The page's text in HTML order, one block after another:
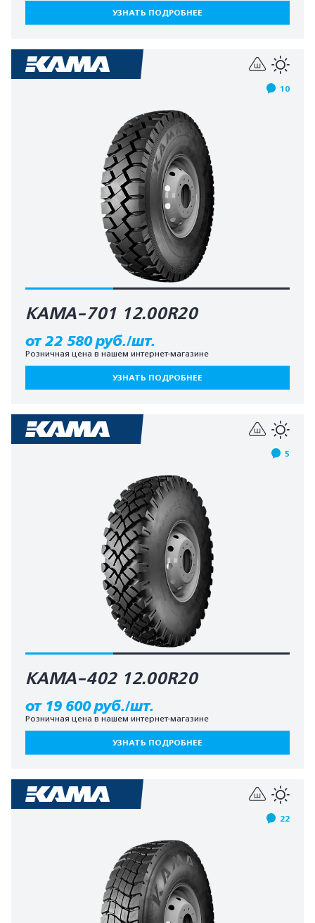
УЗНАТЬ ПОДРОБНЕЕ
10
КАМА-701 12.00R20
от 22 580 руб./шт.
Розничная цена в нашем интернет-магазине
УЗНАТЬ ПОДРОБНЕЕ
5
КАМА-402 12.00R20
от 19 600 руб./шт.
Розничная цена в нашем интернет-магазине
УЗНАТЬ ПОДРОБНЕЕ
22